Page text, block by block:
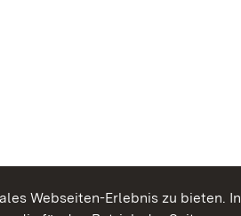
Webseiten-Erlebnis zu bieten. In